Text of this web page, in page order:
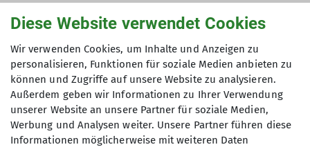
genutzt werden. Mir ist bekannt, dass ich
meine Einwilligung jederzeit wiederrufen
kann. *
Mit (*) markierte Felder
sind Pflichtfelder
Absenden
Diese Website verwendet Cookies
Wir verwenden Cookies, um Inhalte und Anzeigen zu
personalisieren, Funktionen für soziale Medien anbieten zu
können und Zugriffe auf unsere Website zu analysieren.
Außerdem geben wir Informationen zu Ihrer Verwendung
unserer Website an unsere Partner für soziale Medien,
Werbung und Analysen weiter. Unsere Partner führen diese
Informationen möglicherweise mit weiteren Daten